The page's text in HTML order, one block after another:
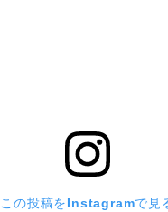
この投稿をInstagramで見